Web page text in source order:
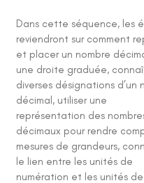
Dans cette séquence, les
reviendront sur comment
et placer un nombre
une droite graduée,
diverses désignations d’un
décimal, utiliser une
représentation des
décimaux pour rendre
mesures de grandeurs,
le lien entre les unités de
numération et les unités de